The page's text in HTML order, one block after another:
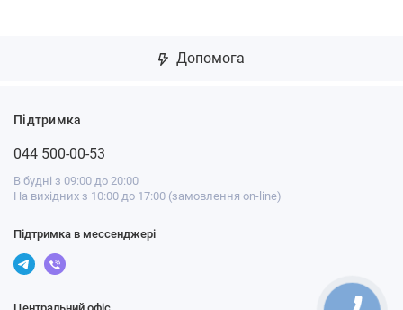
Допомога
Підтримка
044 500-00-53
В будні з 09:00 до 20:00
На вихідних з 10:00 до 17:00 (замовлення on-line)
Підтримка в мессенджері